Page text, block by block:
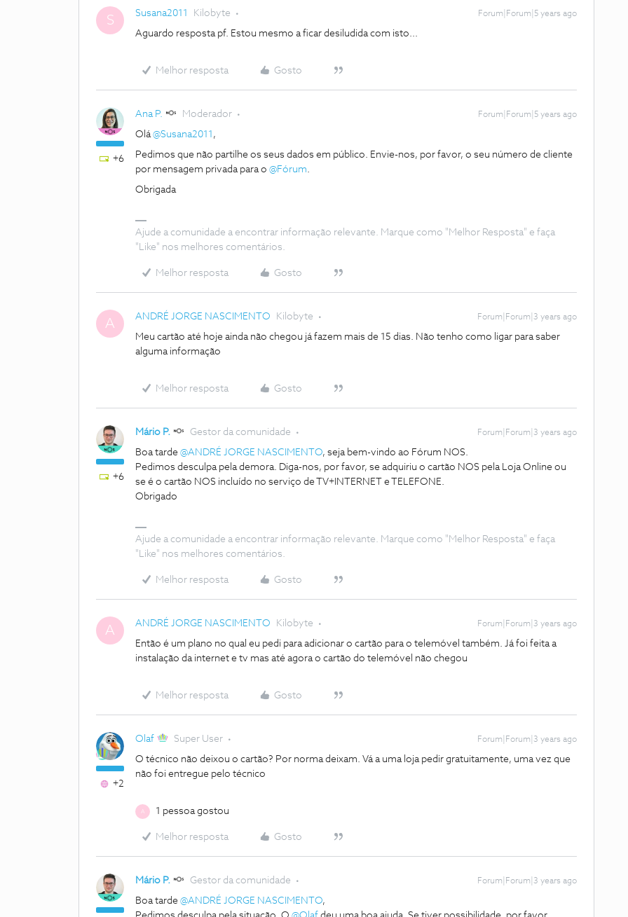
S Susana2011 Kilobyte Forum|Forum|5 years ago
Aguardo resposta pf. Estou mesmo a ficar desiludida com isto...
Melhor resposta Gosto
+6
Ana P. Moderador Forum|Forum|5 years ago
Olá@Susana2011 ,
Pedimos que não partilhe os seus dados em público. Envie-nos, por favor, o seu número de cliente
por mensagem privada para o @Fórum.
Obrigada
Ajude a comunidade a encontrar informação relevante. Marque como "Melhor Resposta" e faça
"Like" nos melhores comentários.
Melhor resposta Gosto
A ANDRÉ JORGE NASCIMENTO Kilobyte Forum|Forum|3 years ago
Meu cartão até hoje ainda não chegou já fazem mais de 15 dias. Não tenho como ligar para saber
alguma informação
Melhor resposta Gosto
+6
Mário P. Gestor da comunidade Forum|Forum|3 years ago
Boa tarde @ANDRÉ JORGE NASCIMENTO, seja bem-vindo ao Fórum NOS.
Pedimos desculpa pela demora. Diga-nos, por favor, se adquiriu o cartão NOS pela Loja Online ou
se é o cartão NOS incluído no serviço de TV+INTERNET e TELEFONE.
Obrigado
Ajude a comunidade a encontrar informação relevante. Marque como "Melhor Resposta" e faça
"Like" nos melhores comentários.
Melhor resposta Gosto
A ANDRÉ JORGE NASCIMENTO Kilobyte Forum|Forum|3 years ago
Então é um plano no qual eu pedi para adicionar o cartão para o telemóvel também. Já foi feita a
instalação da internet e tv mas até agora o cartão do telemóvel não chegou
Melhor resposta Gosto
+2
Olaf Super User Forum|Forum|3 years ago
O técnico não deixou o cartão? Por norma deixam. Vá a uma loja pedir gratuitamente, uma vez que
não foi entregue pelo técnico
A 1 pessoa gostou
Melhor resposta Gosto
Mário P. Gestor da comunidade Forum|Forum|3 years ago
Boa tarde @ANDRÉ JORGE NASCIMENTO,